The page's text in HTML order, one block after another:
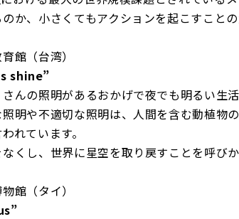
か、小さくてもアクションを起こすことの
館（台湾）
shine”
んの照明があるおかげで夜でも明るい生
明や不適切な照明は、人間を含む動植物
れています。
くし、世界に星空を取り戻すことを呼びか
館（タイ）